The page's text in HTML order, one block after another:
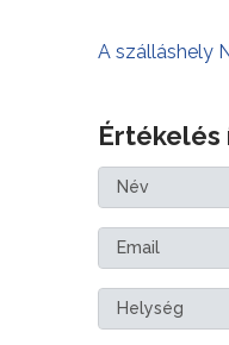
A szálláshely
Értékelés